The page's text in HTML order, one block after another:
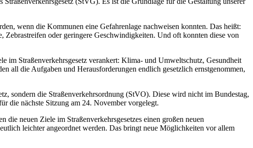
wenn die Kommunen eine Gefahrenlage nachweisen konnten. Das heißt:
oder geringere Geschwindigkeiten. Und oft konnten diese von
im Straßenverkehrsgesetz verankert: Klima- und Umweltschutz, Gesundheit
all die Aufgaben und Herausforderungen endlich gesetzlich ernstgenommen,
sondern die Straßenverkehrsordnung (StVO). Diese wird nicht im Bundestag,
die nächste Sitzung am 24. November vorgelegt.
neuen Ziele im Straßenverkehrsgesetzes einen großen neuen
leichter angeordnet werden. Das bringt neue Möglichkeiten vor allem